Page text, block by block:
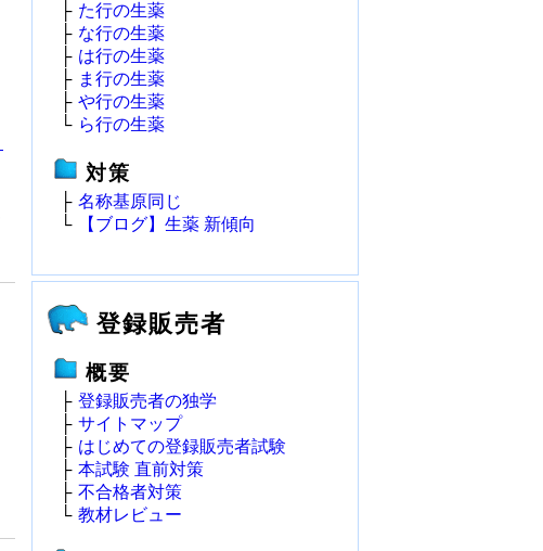
├ た行の生薬
├ な行の生薬
├ は行の生薬
├ ま行の生薬
├ や行の生薬
└ ら行の生薬
対策
├ 名称基原同じ
└
【ブログ】生薬 新傾向
登録販売者
概要
├ 登録販売者の独学
├ サイトマップ
├ はじめての登録販売者試験
├ 本試験 直前対策
├ 不合格者対策
└ 教材レビュー